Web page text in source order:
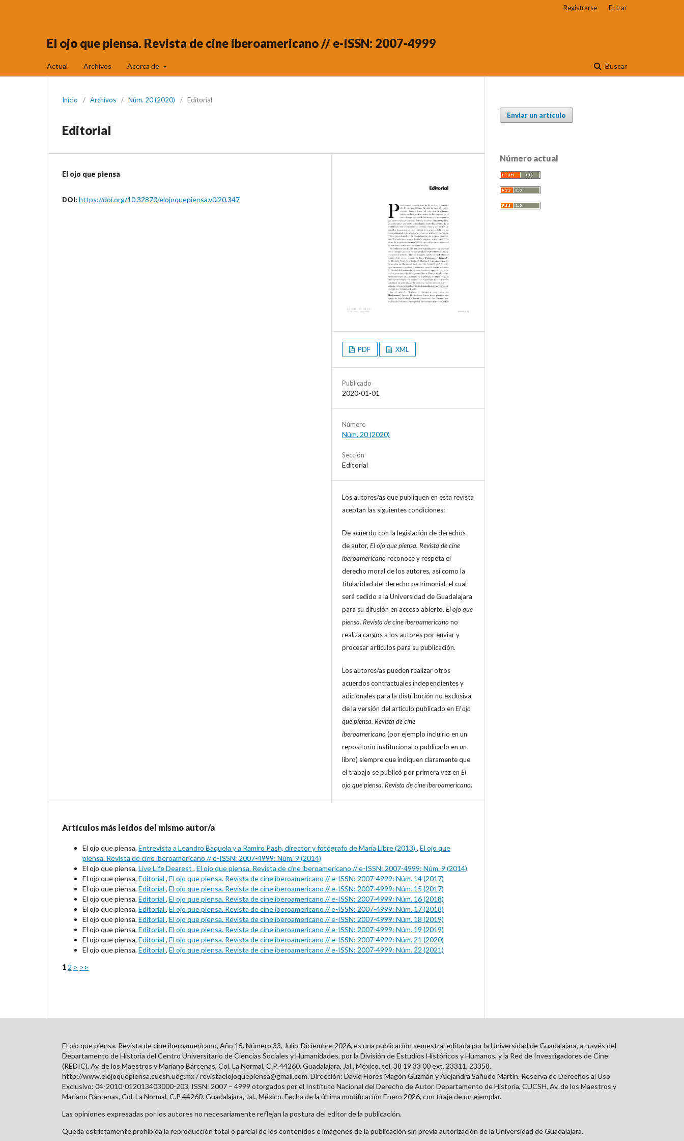
El ojo que piensa. Revista de cine iberoamericano // e-ISSN: 2007-4999
Actual Archivos Acerca de Buscar
Registrarse Entrar
Inicio / Archivos / Núm. 20 (2020) / Editorial
Editorial
El ojo que piensa
DOI: https://doi.org/10.32870/elojoquepiensa.v0i20.347
PDF XML
Publicado
2020-01-01
Número
Núm. 20 (2020)
Sección
Editorial
Los autores/as que publiquen en esta revista
aceptan las siguientes condiciones:
De acuerdo con la legislación de derechos
de autor, El ojo que piensa. Revista de cine
iberoamericanoreconoce y respeta el
derecho moral de los autores, así como la
titularidad del derecho patrimonial, el cual
será cedido a la Universidad de Guadalajara
para su difusión en acceso abierto. El ojo que
piensa. Revista de cine iberoamericanono
realiza cargos a los autores por enviar y
procesar artículos para su publicación.
Los autores/as pueden realizar otros
acuerdos contractuales independientes y
adicionales para la distribución no exclusiva
de la versión del artículo publicado en El ojo
que piensa. Revista de cine
iberoamericano(por ejemplo incluirlo en un
repositorio institucional o publicarlo en un
libro) siempre que indiquen claramente que
el trabajo se publicó por primera vez en El
ojo que piensa. Revista de cine iberoamericano.
Artículos más leídos del mismo autor/a
El ojo que piensa, Entrevista a Leandro Baquela y a Ramiro Pash, director y fotógrafo de María Libre (2013) , El ojo que
piensa. Revista de cine iberoamericano // e-ISSN: 2007-4999: Núm. 9 (2014)
El ojo que piensa, Live Life Dearest , El ojo que piensa. Revista de cine iberoamericano // e-ISSN: 2007-4999: Núm. 9 (2014)
El ojo que piensa, Editorial , El ojo que piensa. Revista de cine iberoamericano // e-ISSN: 2007-4999: Núm. 14 (2017)
El ojo que piensa, Editorial , El ojo que piensa. Revista de cine iberoamericano // e-ISSN: 2007-4999: Núm. 15 (2017)
El ojo que piensa, Editorial , El ojo que piensa. Revista de cine iberoamericano // e-ISSN: 2007-4999: Núm. 16 (2018)
El ojo que piensa, Editorial , El ojo que piensa. Revista de cine iberoamericano // e-ISSN: 2007-4999: Núm. 17 (2018)
El ojo que piensa, Editorial , El ojo que piensa. Revista de cine iberoamericano // e-ISSN: 2007-4999: Núm. 18 (2019)
El ojo que piensa, Editorial , El ojo que piensa. Revista de cine iberoamericano // e-ISSN: 2007-4999: Núm. 19 (2019)
El ojo que piensa, Editorial , El ojo que piensa. Revista de cine iberoamericano // e-ISSN: 2007-4999: Núm. 21 (2020)
El ojo que piensa, Editorial , El ojo que piensa. Revista de cine iberoamericano // e-ISSN: 2007-4999: Núm. 22 (2021)
1 2 > >>
Enviar un artículo
Número actual
El ojo que piensa. Revista de cine iberoamericano, Año 15. Número 33, Julio-Diciembre 2026, es una publicación semestral editada por la Universidad de Guadalajara, a través del
Departamento de Historia del Centro Universitario de Ciencias Sociales y Humanidades, por la División de Estudios Históricos y Humanos, y la Red de Investigadores de Cine
(REDIC). Av. de los Maestros y Mariano Bárcenas, Col. La Normal, C.P. 44260. Guadalajara, Jal., México, tel. 38 19 33 00 ext. 23311, 23358,
http://www.elojoquepiensa.cucsh.udg.mx / revistaelojoquepiensa@gmail.com. Dirección: David Flores Magón Guzmán y Alejandra Sañudo Martín. Reserva de Derechos al Uso
Exclusivo: 04-2010-012013403000-203, ISSN: 2007 – 4999 otorgados por el Instituto Nacional del Derecho de Autor. Departamento de Historia, CUCSH, Av. de los Maestros y
Mariano Bárcenas, Col. La Normal, C.P 44260. Guadalajara, Jal., México. Fecha de la última modificación Enero 2026, con tiraje de un ejemplar.
Las opiniones expresadas por los autores no necesariamente reflejan la postura del editor de la publicación.
Queda estrictamente prohibida la reproducción total o parcial de los contenidos e imágenes de la publicación sin previa autorización de la Universidad de Guadalajara.